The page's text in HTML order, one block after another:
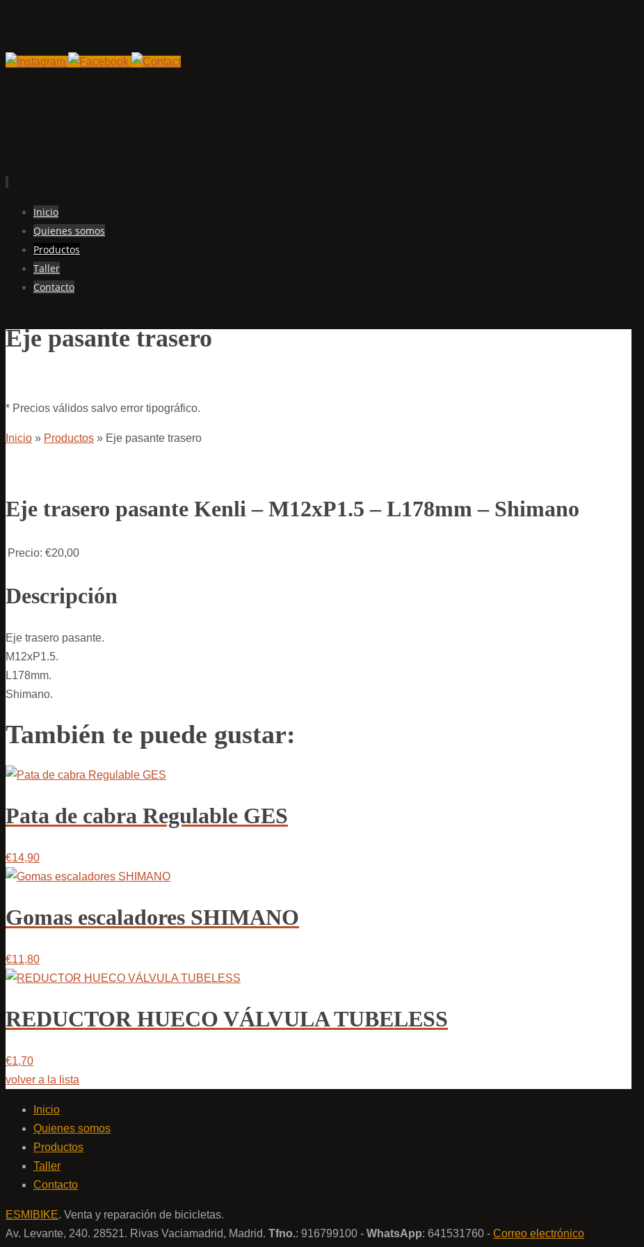
contenido
Inicio
Quienes somos
Productos
Taller
Contacto
Eje pasante trasero
* Precios válidos salvo error tipográfico.
Inicio » Productos » Eje pasante trasero
Eje trasero pasante Kenli – M12xP1.5 – L178mm – Shimano
Precio: €20,00
Descripción
Eje trasero pasante.
M12xP1.5.
L178mm.
Shimano.
También te puede gustar:
Pata de cabra Regulable GES
€14,90
Gomas escaladores SHIMANO
€11,80
REDUCTOR HUECO VÁLVULA TUBELESS
€1,70
volver a la lista
Inicio
Quienes somos
Productos
Taller
Contacto
ESMIBIKE. Venta y reparación de bicicletas.
Av. Levante, 240. 28521. Rivas Vaciamadrid, Madrid. Tfno.: 916799100 - WhatsApp: 641531760 - Correo electrónico